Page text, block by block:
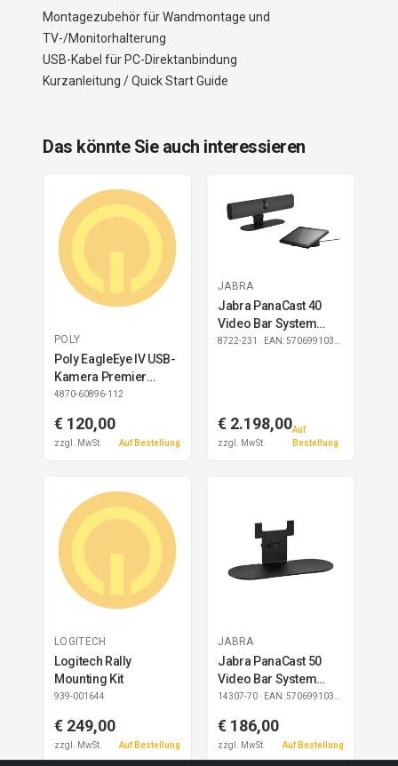
Montagezubehör für Wandmontage und
TV-/Monitorhalterung
USB-Kabel für PC-Direktanbindung
Kurzanleitung / Quick Start Guide
Das könnte Sie auch interessieren
POLY
Poly EagleEye IV USB-
Kamera Premier
Service 1 Jahr
4870-60896-112
€ 120,00
zzgl. MwSt. Auf Bestellung
JABRA
Jabra PanaCast 40
Video Bar System
Zoom Rooms
8722-231 · EAN: 5706991033724
€ 2.198,00
zzgl. MwSt.
Auf
Bestellung
LOGITECH
Logitech Rally
Mounting Kit
939-001644
€ 249,00
zzgl. MwSt. Auf Bestellung
JABRA
Jabra PanaCast 50
Video Bar System
Table Stand
14307-70 · EAN: 5706991030297
€ 186,00
zzgl. MwSt. Auf Bestellung